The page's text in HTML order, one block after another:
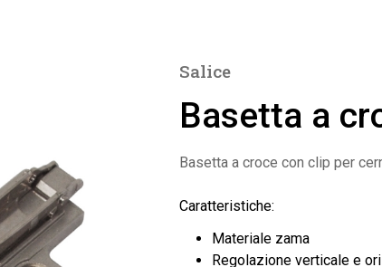
Salice
Basetta a
Basetta a croce con clip per
Caratteristiche:
Materiale zama
Regolazione verticale e